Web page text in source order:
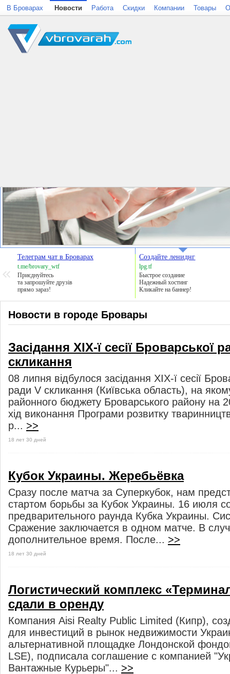
Телеграм чат в Броварах
t.me/brovary_wtf
Приєднуйтесь
та запрошуйте друзів
прямо зараз!
Создайте лениднг
lpg.tf
Быстрое создание
Надежный хостинг
Кликайте на баннер!
Новости в городе Бровары
Засідання ХІХ-ї сесії Броварської
скликання
08 липня відбулося засідання ХІХ-ї сесії
ради V скликання (Київська область), на
районного бюджету Броварського району на
хід виконання Програми розвитку
р... >>
18 лет 30 дней
Кубок Украины. Жеребьёвка
Сразу после матча за Суперкубок, нам
стартом борьбы за Кубок Украины. 16 июля
предварительного раунда Кубка Украины.
Сражение заключается в одном матче. В
дополнительное время. После... >>
18 лет 30 дней
Логистический комплекс
сдали в оренду
Компания Aisi Realty Public Limited (Кипр),
для инвестиций в рынок недвижимости
альтернативной площадке Лондонской
LSE), подписала соглашение с компанией
Вантажные Курьеры"... >>
В Броварах Новости Работа Скидки Компании Товары